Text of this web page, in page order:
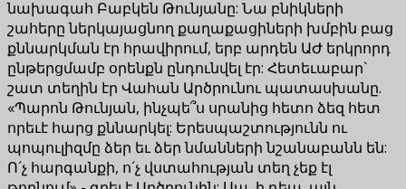
նախագահ Բաբկեն Թունյանը: Նա բնիկների
շահերը ներկայացնող քաղաքացիների խմբին բաց
քննարկման էր հրավիրում, երբ արդեն ԱԺ երկրորդ
ընթերցմամբ օրենքն ընդունվել էր: Հետեւաբար`
շատ տեղին էր Վահան Արծրունու պատասխանը.
«Պարոն Թունյան, ինչպե՞ս սրանից հետո ձեզ հետ
որեւէ հարց քննարկել: Երեսպաշտությունն ու
պոպուլիզմը ձեր եւ ձեր նմանների նշանաբանն են:
Ո´չ հարգանքի, ո´չ վստահության տեղ չեք էլ